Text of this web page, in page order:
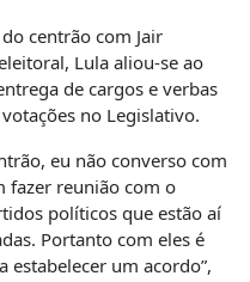
centrão com Jair
Lula aliou-se ao
de cargos e verbas
no Legislativo.
eu não converso com
fazer reunião com o
políticos que estão aí
Portanto com eles é
estabelecer um acordo”,